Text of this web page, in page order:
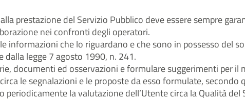
prestazione del Servizio Pubblico deve essere sempre
nei confronti degli operatori.
informazioni che lo riguardano e che sono in possesso del
legge 7 agosto 1990, n. 241.
documenti ed osservazioni e formulare suggerimenti per
le segnalazioni e le proposte da esso formulate,
periodicamente la valutazione dell’Utente circa la Qualità del